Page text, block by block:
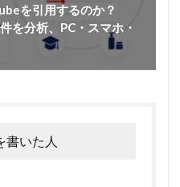
を引用するのか？
を分析、PC・スマホ・
書いた人